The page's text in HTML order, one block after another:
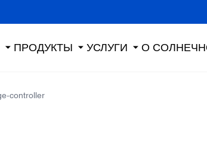
ПРОДУКТЫ УСЛУГИ О
controller